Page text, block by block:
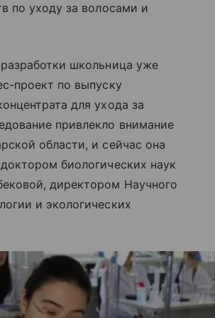
по уходу за волосами и
школьница уже
проект по выпуску
для ухода за
привлекло внимание
области, и сейчас она
биологических наук
директором Научного
и экологических